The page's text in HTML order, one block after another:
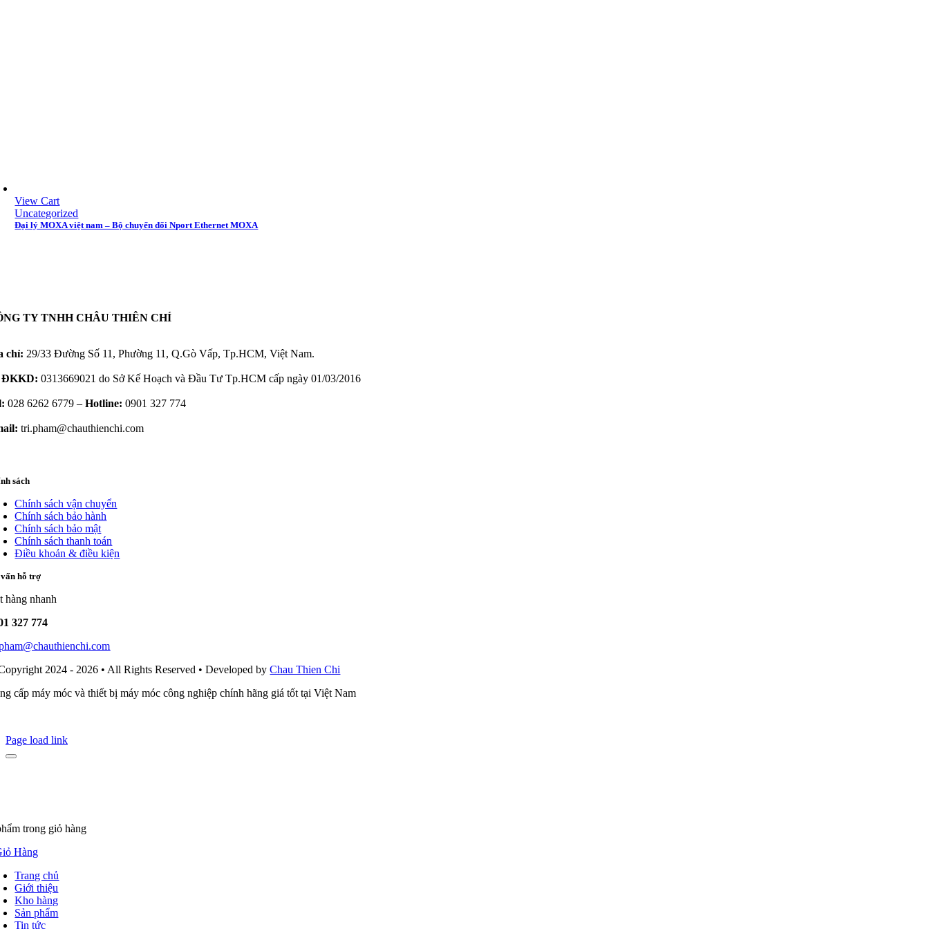
View Cart
Uncategorized
Đại lý MOXA việt nam – Bộ chuyển đổi Nport Ethernet MOXA
TY TNHH CHÂU THIÊN CHÍ
chỉ: 29/33 Đường Số 11, Phường 11, Q.Gò Vấp, Tp.HCM, Việt Nam.
ĐKKD: 0313669021 do Sở Kế Hoạch và Đầu Tư Tp.HCM cấp ngày 01/03/2016
028 6262 6779 –Hotline: 0901 327 774
tri.pham@chauthienchi.com
sách
Chính sách vận chuyển
Chính sách bảo hành
Chính sách bảo mật
Chính sách thanh toán
Điều khoản & điều kiện
hỗ trợ
hàng nhanh
327 774
2024 - 2026 • All Rights Reserved • Developed byChau Thien Chi
cấp máy móc và thiết bị máy móc công nghiệp chính hãng giá tốt tại Việt Nam
Page load link
trong giỏ hàng
Hàng
Trang chủ
Giới thiệu
Kho hàng
Sản phẩm
Tin tức